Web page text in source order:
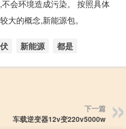
会环境造成污染。 按照具体
大的概念,新能源包。
新能源 都是
下一篇
车载逆变器12v变220v5000w